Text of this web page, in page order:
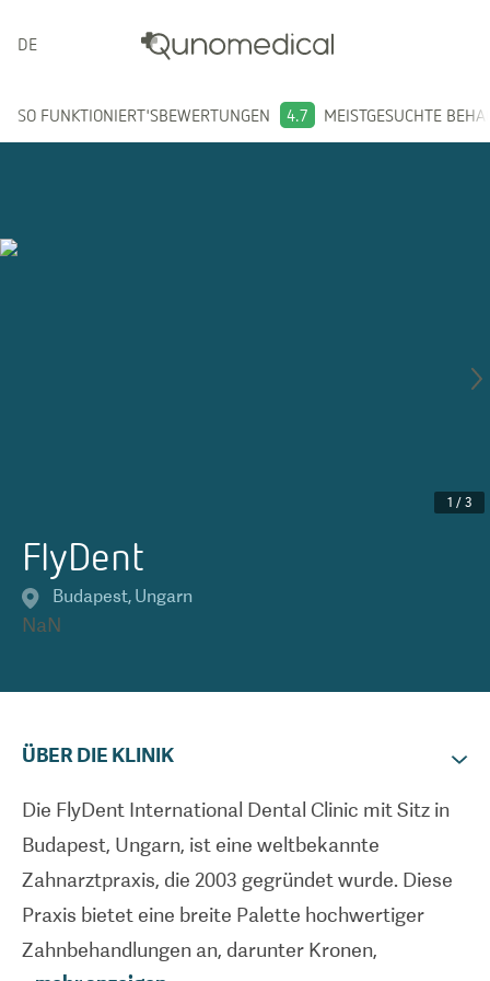
DEUTSCH
SO FUNKTIONIERT'SBEWERTUNGEN 4.7 MEISTGESUCHTE
1 / 3
FlyDent
Budapest, Ungarn
NaN
ÜBER DIE KLINIK
Die FlyDent International Dental Clinic mit Sitz in
Budapest, Ungarn, ist eine weltbekannte
Zahnarztpraxis, die 2003 gegründet wurde. Diese
Praxis bietet eine breite Palette hochwertiger
Zahnbehandlungen an, darunter Kronen,